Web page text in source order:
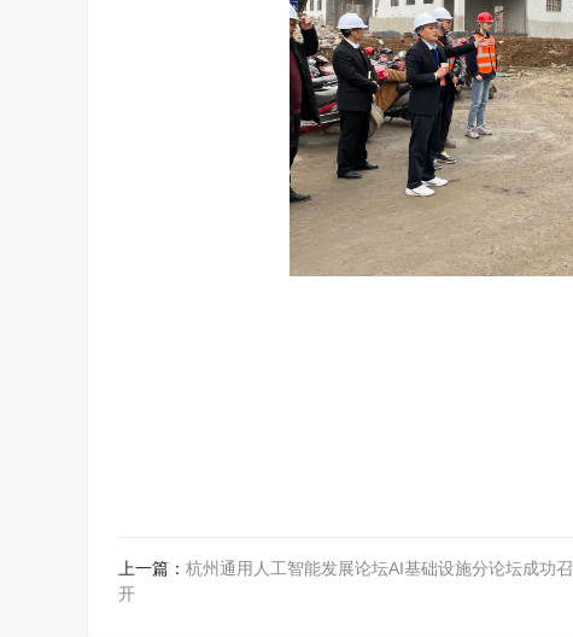
上一篇： 杭州通用人工智能发展论坛AI基础设施分论坛成功召
开